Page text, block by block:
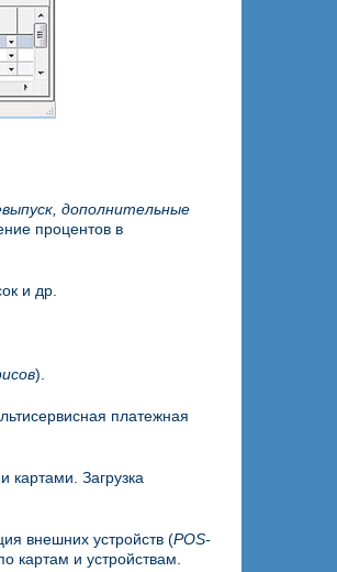
дополнительные
процентов в
и др.
).
платежная
картами. Загрузка
внешних устройств (POS-
картам и устройствам.